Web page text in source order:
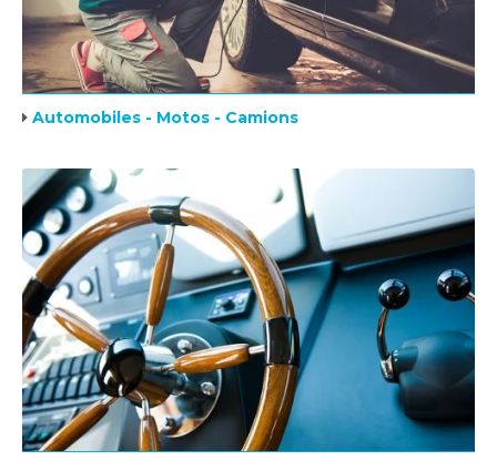
Automobiles - Motos - Camions